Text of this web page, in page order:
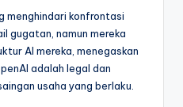
menghindari konfrontasi
gugatan, namun mereka
AI mereka, menegaskan
adalah legal dan
usaha yang berlaku.